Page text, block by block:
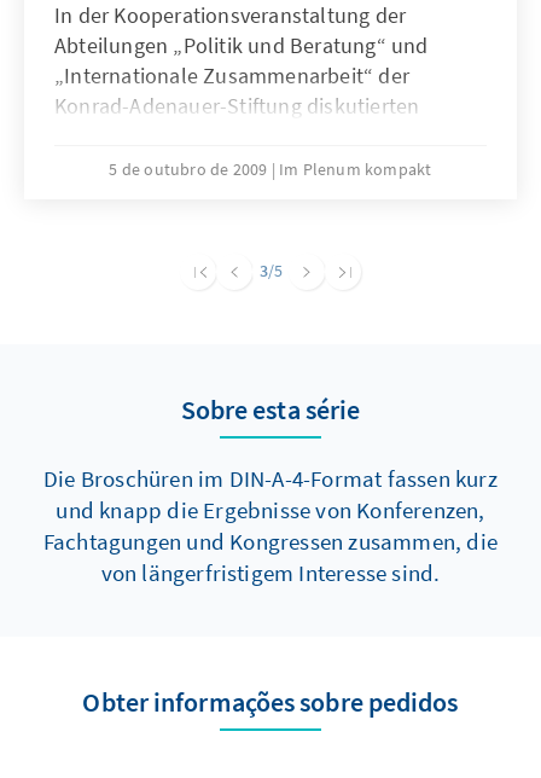
In der Kooperationsveranstaltung der
Abteilungen „Politik und Beratung“ und
„Internationale Zusammenarbeit“ der
Konrad-Adenauer-Stiftung diskutierten
vernetzten Sicherheit. Neuartige Konflikte -
sicherheitspolitische Handelsmaxime
5 de outubro de 2009 Im Plenum kompakt
3/5
Sobre esta série
Die Broschüren im DIN-A-4-Format fassen kurz
und knapp die Ergebnisse von Konferenzen,
Fachtagungen und Kongressen zusammen, die
von längerfristigem Interesse sind.
Obter informações sobre pedidos